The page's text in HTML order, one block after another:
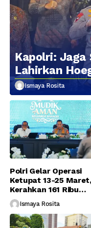
Kapolri: Jaga
Lahirkan
Berikutnya
Ismaya Rosita
Polri Gelar Operasi
Ketupat 13-25 Maret,
Kerahkan 161 Ribu
Personel Gabungan
Ismaya Rosita